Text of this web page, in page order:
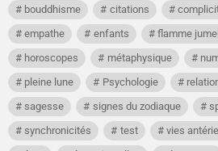
bouddhisme
citations
empathe
enfants flamme
horoscopes
métaphysique
pleine lune
Psychologie
sagesse
signes du zodiaque
synchronicités
test vies